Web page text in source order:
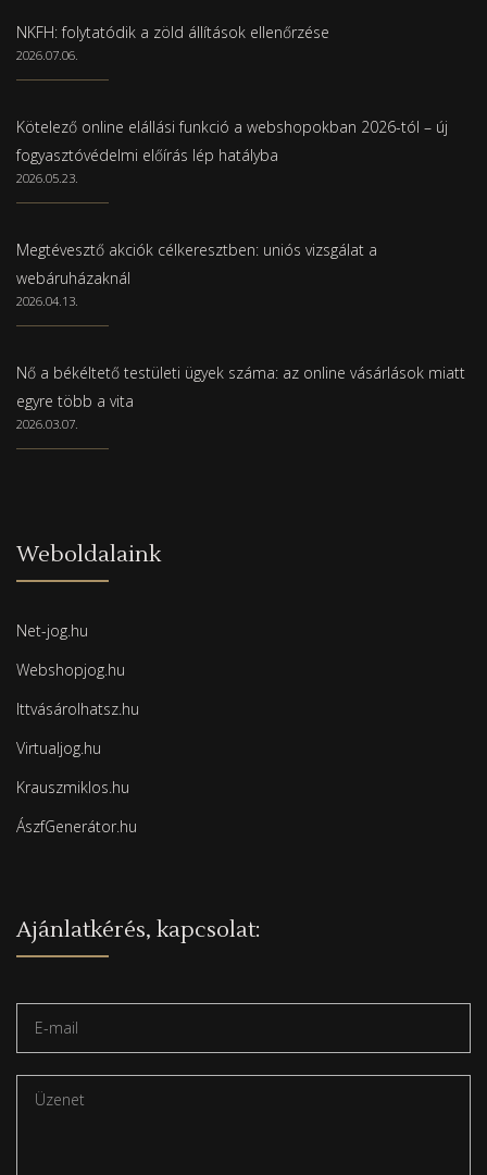
NKFH: folytatódik a zöld állítások ellenőrzése
2026.07.06.
Kötelező online elállási funkció a webshopokban 2026-tól – új
fogyasztóvédelmi előírás lép hatályba
2026.05.23.
Megtévesztő akciók célkeresztben: uniós vizsgálat a
webáruházaknál
2026.04.13.
Nő a békéltető testületi ügyek száma: az online vásárlások miatt
egyre több a vita
2026.03.07.
Weboldalaink
Net-jog.hu
Webshopjog.hu
Ittvásárolhatsz.hu
Virtualjog.hu
Krauszmiklos.hu
ÁszfGenerátor.hu
Ajánlatkérés, kapcsolat: